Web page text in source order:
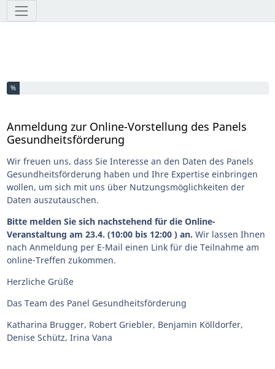
Werkzeuge
Sie haben % dieser Umfrage fertiggestellt.
%
Anmeldung zur Online-Vorstellung des Panels
Gesundheitsförderung
Wir freuen uns, dass Sie Interesse an den Daten des Panels
Gesundheitsförderung haben und Ihre Expertise einbringen
wollen, um sich mit uns über Nutzungsmöglichkeiten der
Daten auszutauschen.
Bitte melden Sie sich nachstehend für die Online-
Veranstaltung am 23.4. (10:00 bis 12:00 ) an. Wir lassen Ihnen
nach Anmeldung per E-Mail einen Link für die Teilnahme am
online-Treffen zukommen.
Herzliche Grüße
Das Team des Panel Gesundheitsförderung
Katharina Brugger, Robert Griebler, Benjamin Kölldorfer,
Denise Schütz, Irina Vana